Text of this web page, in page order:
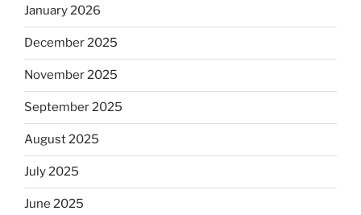
January 2026
December 2025
November 2025
September 2025
August 2025
July 2025
June 2025